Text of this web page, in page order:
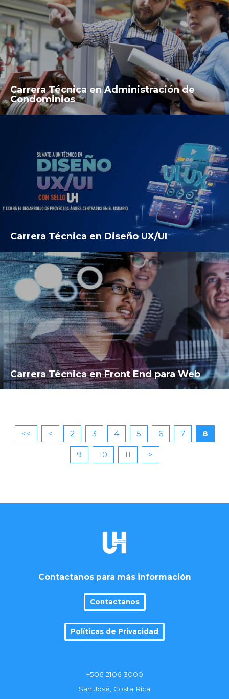
Carrera Técnica en Administración de
Condominios
Carrera Técnica en Diseño UX/UI
Carrera Técnica en Front End para Web
<< < 2 3 4 5 6 7 8
9 10 11 >
Contactanos para más información
Contactanos
Políticas de Privacidad
+506 2106-3000
San José, Costa Rica